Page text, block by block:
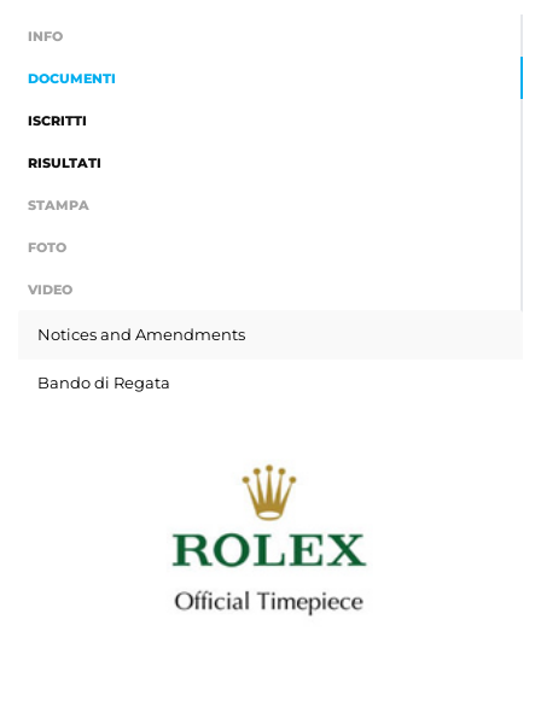
INFO
DOCUMENTI
ISCRITTI
RISULTATI
STAMPA
FOTO
VIDEO
Notices and Amendments
Bando di Regata